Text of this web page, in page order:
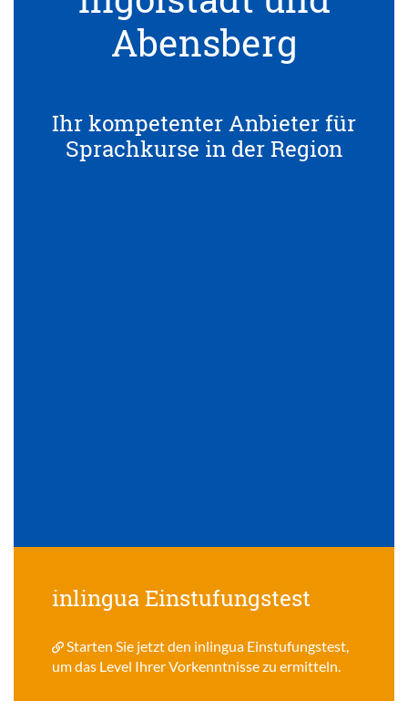
Abensberg
Ihr kompetenter Anbieter für
Sprachkurse in der Region
inlingua Einstufungstest
Starten Sie jetzt den inlingua Einstufungstest,
um das Level Ihrer Vorkenntnisse zu ermitteln.